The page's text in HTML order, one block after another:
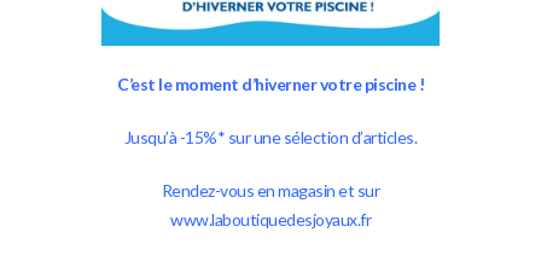
C’est le moment d’hiverner votre piscine !
Jusqu’à -15%* sur une sélection d’articles.
Rendez-vous en magasin et sur
www.laboutiquedesjoyaux.fr